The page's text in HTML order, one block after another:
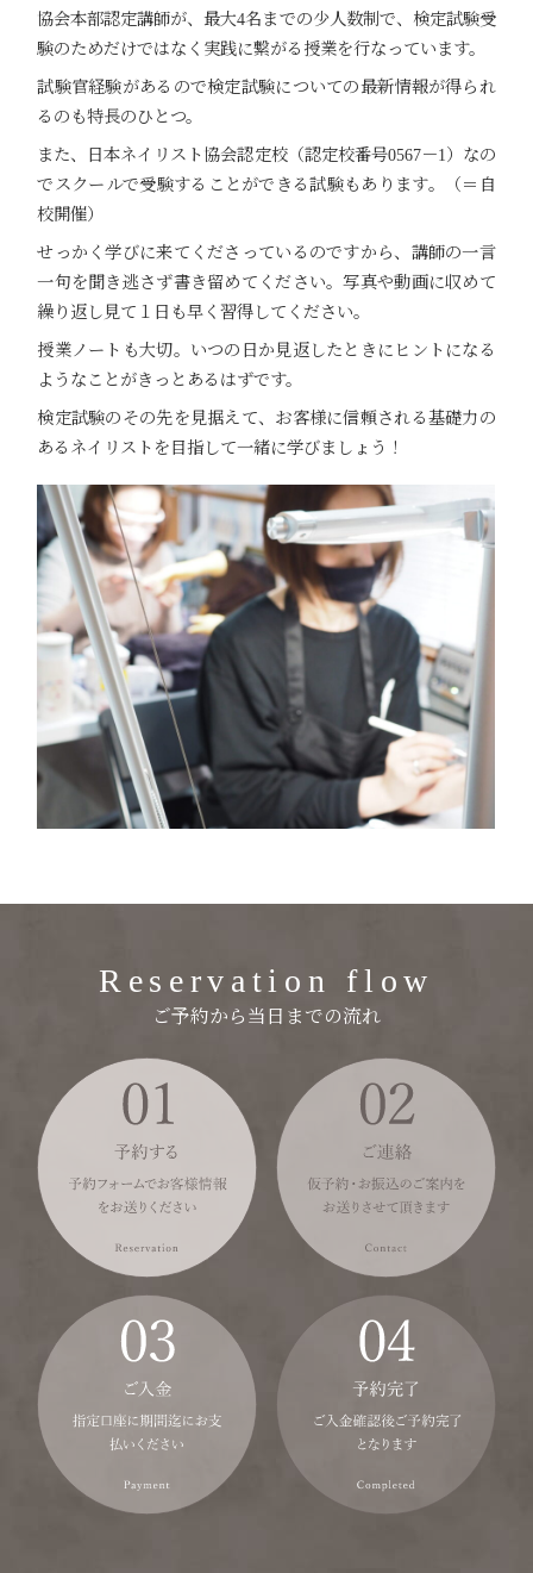
協会本部認定講師が、最大4名までの少人数制で、検定試験受
験のためだけではなく実践に繋がる授業を行なっています。
試験官経験があるので検定試験についての最新情報が得られ
るのも特長のひとつ。
また、日本ネイリスト協会認定校（認定校番号0567－1）なの
でスクールで受験することができる試験もあります。（＝自
校開催）
せっかく学びに来てくださっているのですから、講師の一言
一句を聞き逃さず書き留めてください。写真や動画に収めて
繰り返し見て１日も早く習得してください。
授業ノートも大切。いつの日か見返したときにヒントになる
ようなことがきっとあるはずです。
検定試験のその先を見据えて、お客様に信頼される基礎力の
あるネイリストを目指して一緒に学びましょう！
ご予約から当日までの流れ